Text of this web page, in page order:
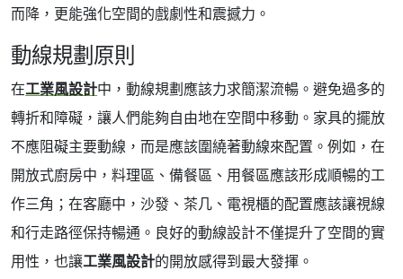
而降，更能強化空間的戲劇性和震撼力。
動線規劃原則
在工業風設計中，動線規劃應該力求簡潔流暢。避免過多的
轉折和障礙，讓人們能夠自由地在空間中移動。家具的擺放
不應阻礙主要動線，而是應該圍繞著動線來配置。例如，在
開放式廚房中，料理區、備餐區、用餐區應該形成順暢的工
作三角；在客廳中，沙發、茶几、電視櫃的配置應該讓視線
和行走路徑保持暢通。良好的動線設計不僅提升了空間的實
用性，也讓工業風設計的開放感得到最大發揮。